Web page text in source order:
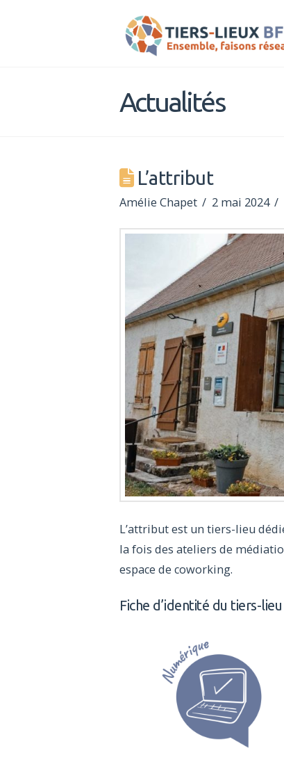
Tiers-
Lieux
BFC
Actualités
L’attribut
Amélie Chapet 2 mai 2024
L’attribut est un tiers-lieu
la fois des ateliers de
espace de coworking.
Fiche d’identité du tiers-lieu